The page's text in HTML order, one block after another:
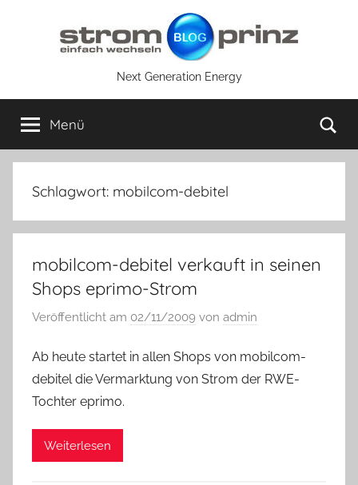
Next Generation Energy
Menü
Schlagwort: mobilcom-debitel
mobilcom-debitel verkauft in seinen
Shops eprimo-Strom
Veröffentlicht am 02/11/2009 von admin
Ab heute startet in allen Shops von mobilcom-
debitel die Vermarktung von Strom der RWE-
Tochter eprimo.
Weiterlesen